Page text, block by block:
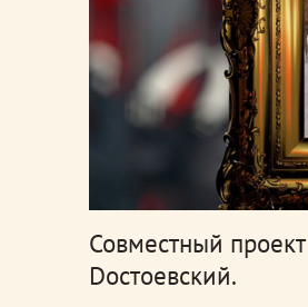
Совместный
Dостоевский.